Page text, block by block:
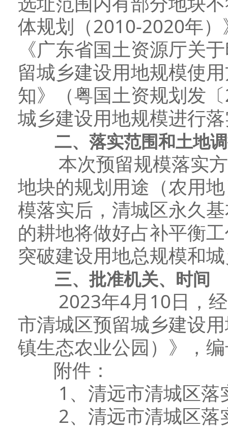
体规划（2010-2020年
《广东省国土资源厅关
留城乡建设用地规模使
知》（粤国土资规划发
城乡建设用地规模进行
二、落实范围和土地调
本次预留规模落实方
地块的规划用途（农用
模落实后，清城区永久
的耕地将做好占补平衡
突破建设用地总规模和
三、批准机关、时间
2023年4月10日，经
市清城区预留城乡建设
镇生态农业公园）》，
附件：
1、清远市清城区落
2、清远市清城区落